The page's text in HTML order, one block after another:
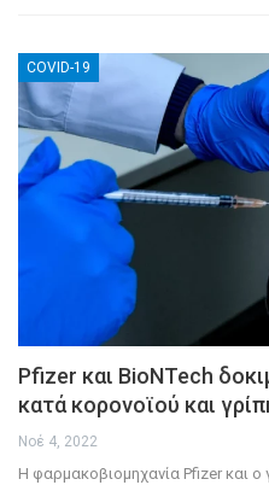
COVID-19
Pfizer και BioNTech
κατά κορονοϊού και
Νοέ 4, 2022
Η φαρμακοβιομηχανία Pfizer και ο